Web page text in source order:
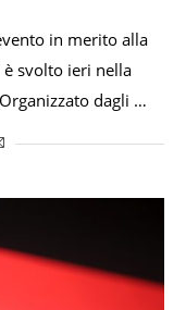
in merito alla
svolto ieri nella
dagli …